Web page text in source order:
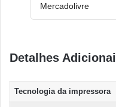
Mercadolivre
Detalhes
Tecnologia da impressora